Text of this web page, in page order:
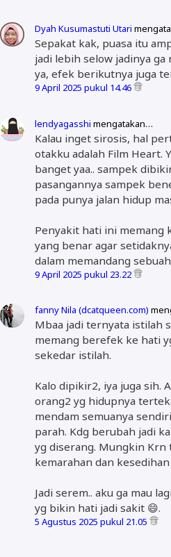
Dyah Kusumastuti Utari
Sepakat kak, puasa itu
jadi lebih selow jadinya
ya, efek berikutnya juga
9 April 2025 pukul 14.46
lendyagasshi mengatakan…
Kalau inget sirosis, hal
otakku adalah Film Heart.
banget yaa.. sampek
pasangannya sampek
pada punya jalan hidup
Penyakit hati ini memang
yang benar agar
dalam memandang
9 April 2025 pukul 23.22
fanny Nila (dcatqueen.com)
Mbaa jadi ternyata istilah
memang berefek ke hati
sekedar istilah.
Kalo dipikir2, iya juga sih.
orang2 yg hidupnya
mendam semuanya
parah. Kdg berubah jadi
yg diserang. Mungkin Krn
kemarahan dan
Jadi serem.. aku ga mau
yg bikin hati jadi sakit 😄.
5 Agustus 2025 pukul 21.05